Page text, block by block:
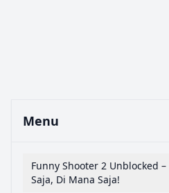
Menu
Funny Shooter 2 Unblocked
Saja, Di Mana Saja!